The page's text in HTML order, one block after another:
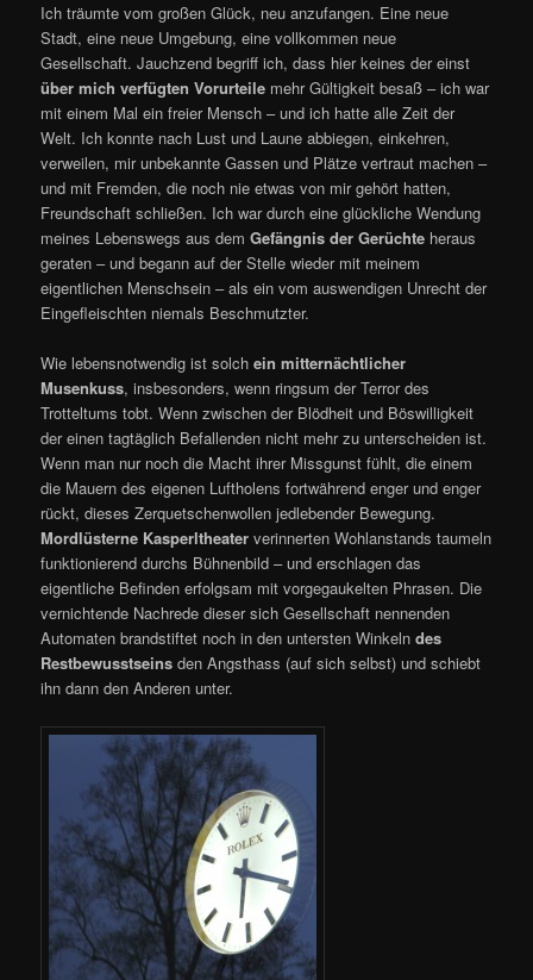
Ich träumte vom großen Glück, neu anzufangen. Eine neue
Stadt, eine neue Umgebung, eine vollkommen neue
Gesellschaft. Jauchzend begriff ich, dass hier keines der einst
über mich verfügten Vorurteile mehr Gültigkeit besaß – ich war
mit einem Mal ein freier Mensch – und ich hatte alle Zeit der
Welt. Ich konnte nach Lust und Laune abbiegen, einkehren,
verweilen, mir unbekannte Gassen und Plätze vertraut machen –
und mit Fremden, die noch nie etwas von mir gehört hatten,
Freundschaft schließen. Ich war durch eine glückliche Wendung
meines Lebenswegs aus demGefängnis der Gerüchte heraus
geraten – und begann auf der Stelle wieder mit meinem
eigentlichen Menschsein – als ein vom auswendigen Unrecht der
Eingefleischten niemals Beschmutzter.
Wie lebensnotwendig ist solchein mitternächtlicher
Musenkuss, insbesonders, wenn ringsum der Terror des
Trotteltums tobt. Wenn zwischen der Blödheit und Böswilligkeit
der einen tagtäglich Befallenden nicht mehr zu unterscheiden ist.
Wenn man nur noch die Macht ihrer Missgunst fühlt, die einem
die Mauern des eigenen Luftholens fortwährend enger und enger
rückt, dieses Zerquetschenwollen jedlebender Bewegung.
Mordlüsterne Kasperltheater verinnerten Wohlanstands taumeln
funktionierend durchs Bühnenbild – und erschlagen das
eigentliche Befinden erfolgsam mit vorgegaukelten Phrasen. Die
vernichtende Nachrede dieser sich Gesellschaft nennenden
Automaten brandstiftet noch in den untersten Winkelndes
Restbewusstseins den Angsthass (auf sich selbst) und schiebt
ihn dann den Anderen unter.